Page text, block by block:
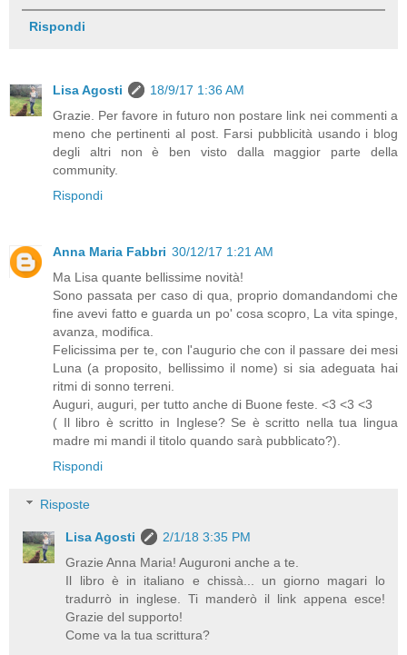
Rispondi
Lisa Agosti
18/9/17 1:36 AM
Grazie. Per favore in futuro non postare link nei commenti a
meno che pertinenti al post. Farsi pubblicità usando i blog
degli altri non è ben visto dalla maggior parte della
community.
Rispondi
Anna Maria Fabbri 30/12/17 1:21 AM
Ma Lisa quante bellissime novità!
Sono passata per caso di qua, proprio domandandomi che
fine avevi fatto e guarda un po' cosa scopro, La vita spinge,
avanza, modifica.
Felicissima per te, con l'augurio che con il passare dei mesi
Luna (a proposito, bellissimo il nome) si sia adeguata hai
ritmi di sonno terreni.
Auguri, auguri, per tutto anche di Buone feste. <3 <3 <3
( Il libro è scritto in Inglese? Se è scritto nella tua lingua
madre mi mandi il titolo quando sarà pubblicato?).
Rispondi
Risposte
Lisa Agosti
2/1/18 3:35 PM
Grazie Anna Maria! Auguroni anche a te.
Il libro è in italiano e chissà... un giorno magari lo
tradurrò in inglese. Ti manderò il link appena esce!
Grazie del supporto!
Come va la tua scrittura?